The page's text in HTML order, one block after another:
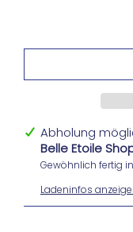
Abholung
Belle Etoile
Gewöhnlich fertig
Ladeninfos